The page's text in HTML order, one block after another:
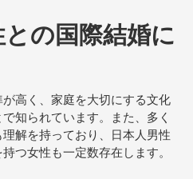
の国際結婚に
高く、家庭を大切にする文化
知られています。また、多く
解を持っており、日本人男性
つ女性も一定数存在します。